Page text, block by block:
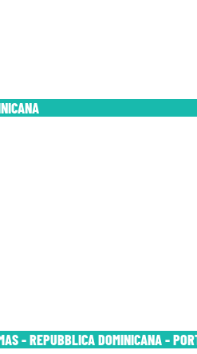
- REPUBBLICA DOMINICANA -